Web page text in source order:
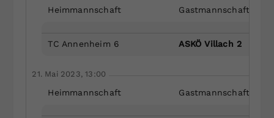
Heimmannschaft Gastmannschaft
TC Annenheim 6 ASKÖ Villach 2
21. Mai 2023, 13:00
Heimmannschaft Gastmannschaft